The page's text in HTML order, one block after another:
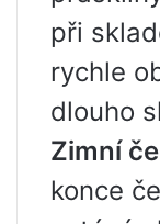
při
rychle
dlouho
Zimní
konce